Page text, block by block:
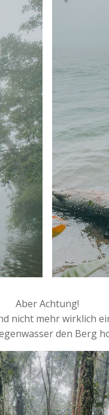
Aber Achtung!
nicht mehr wirklich
den Berg